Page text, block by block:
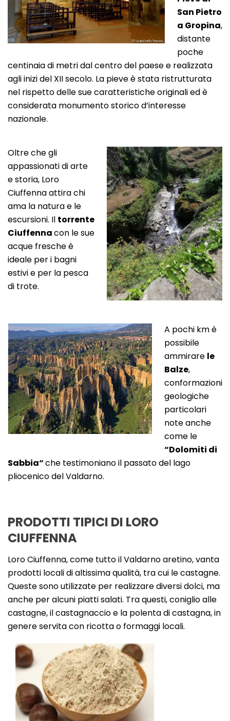
San Pietro
a Gropina,
distante
poche
centinaia di metri dal centro del paese e realizzata
agli inizi del XII secolo. La pieve è stata ristrutturata
nel rispetto delle sue caratteristiche originali ed è
considerata monumento storico d’interesse
nazionale.
Oltre che gli
appassionati di arte
e storia, Loro
Ciuffenna attira chi
ama la natura e le
escursioni. Il torrente
Ciuffennacon le sue
acque fresche è
ideale per i bagni
estivi e per la pesca
di trote.
A pochi km è
possibile
ammirare le
Balze,
conformazioni
geologiche
particolari
note anche
come le
“Dolomiti di
Sabbia“che testimoniano il passato del lago
pliocenico del Valdarno.
PRODOTTI TIPICI DI LORO
CIUFFENNA
Loro Ciuffenna, come tutto il Valdarno aretino, vanta
prodotti locali di altissima qualità, tra cui le castagne.
Queste sono utilizzate per realizzare diversi dolci, ma
anche per alcuni piatti salati. Tra questi, coniglio alle
castagne, il castagnaccio e la polenta di castagna, in
genere servita con ricotta o formaggi locali.